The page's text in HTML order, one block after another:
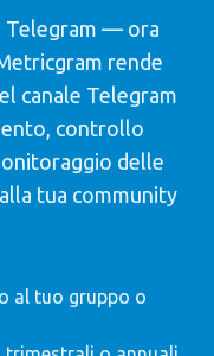
Telegram — ora
rende
canale Telegram
controllo
delle
tua community
al tuo gruppo o